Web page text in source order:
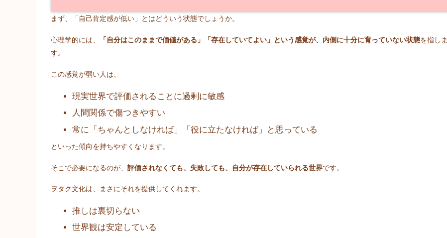
まず、「自己肯定感が低い」とはどういう状態でしょうか。
心理学的には、 「自分はこのままで価値がある」「存在していてよい」という感覚が、内側に十分に育っていない状態を指しま
す。
この感覚が弱い人は、
現実世界で評価されることに過剰に敏感
人間関係で傷つきやすい
常に「ちゃんとしなければ」「役に立たなければ」と思っている
といった傾向を持ちやすくなります。
そこで必要になるのが、 評価されなくても、失敗しても、自分が存在していられる世界です。
ヲタク文化は、まさにそれを提供してくれます。
推しは裏切らない
世界観は安定している